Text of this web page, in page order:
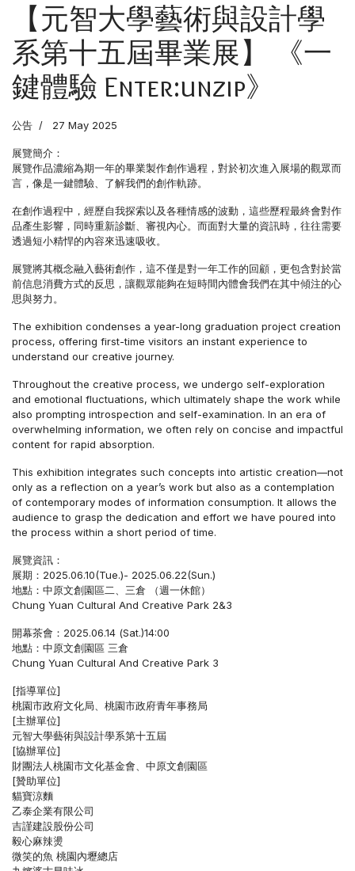
【元智大學藝術與設計學
系第十五屆畢業展】 《一
鍵體驗 Enter:unzip》
公告 27 May 2025
展覽簡介：
展覽作品濃縮為期一年的畢業製作創作過程，對於初次進入展場的觀眾而
言，像是一鍵體驗、了解我們的創作軌跡。
在創作過程中，經歷自我探索以及各種情感的波動，這些歷程最終會對作
品產生影響，同時重新診斷、審視內心。而面對大量的資訊時，往往需要
透過短小精悍的內容來迅速吸收。
展覽將其概念融入藝術創作，這不僅是對一年工作的回顧，更包含對於當
前信息消費方式的反思，讓觀眾能夠在短時間內體會我們在其中傾注的心
思與努力。
The exhibition condenses a year-long graduation project creation
process, offering first-time visitors an instant experience to
understand our creative journey.
Throughout the creative process, we undergo self-exploration
and emotional fluctuations, which ultimately shape the work while
also prompting introspection and self-examination. In an era of
overwhelming information, we often rely on concise and impactful
content for rapid absorption.
This exhibition integrates such concepts into artistic creation—not
only as a reflection on a year’s work but also as a contemplation
of contemporary modes of information consumption. It allows the
audience to grasp the dedication and effort we have poured into
the process within a short period of time.
展覽資訊：
展期：2025.06.10(Tue.)- 2025.06.22(Sun.)
地點：中原文創園區二、三倉 （週一休館）
Chung Yuan Cultural And Creative Park 2&3
開幕茶會：2025.06.14 (Sat.)14:00
地點：中原文創園區 三倉
Chung Yuan Cultural And Creative Park 3
[指導單位]
桃園市政府文化局、桃園市政府青年事務局
[主辦單位]
元智大學藝術與設計學系第十五屆
[協辦單位]
財團法人桃園市文化基金會、中原文創園區
[贊助單位]
貓寶涼麵
乙泰企業有限公司
吉謹建設股份公司
毅心麻辣燙
微笑的魚 桃園內壢總店